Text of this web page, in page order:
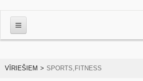
VĪRIEŠIEM > SPORTS,FITNESS